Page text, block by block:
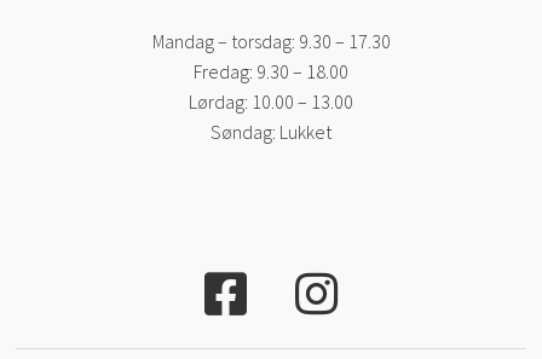
Mandag – torsdag: 9.30 – 17.30
Fredag: 9.30 – 18.00
Lørdag: 10.00 – 13.00
Søndag: Lukket